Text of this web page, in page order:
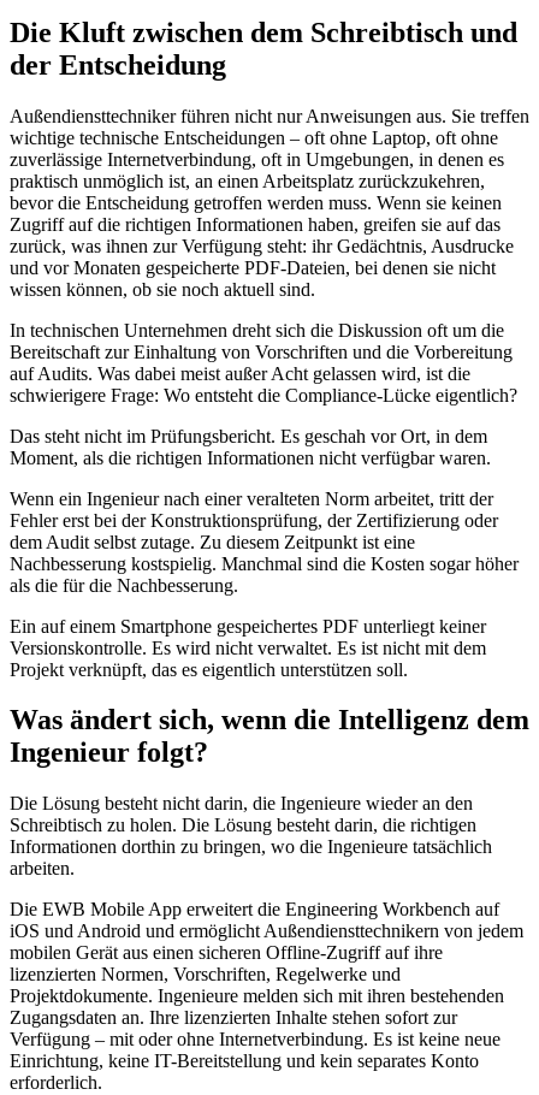
Die Kluft zwischen dem Schreibtisch und
der Entscheidung
Außendiensttechniker führen nicht nur Anweisungen aus. Sie treffen
wichtige technische Entscheidungen – oft ohne Laptop, oft ohne
zuverlässige Internetverbindung, oft in Umgebungen, in denen es
praktisch unmöglich ist, an einen Arbeitsplatz zurückzukehren,
bevor die Entscheidung getroffen werden muss. Wenn sie keinen
Zugriff auf die richtigen Informationen haben, greifen sie auf das
zurück, was ihnen zur Verfügung steht: ihr Gedächtnis, Ausdrucke
und vor Monaten gespeicherte PDF-Dateien, bei denen sie nicht
wissen können, ob sie noch aktuell sind.
In technischen Unternehmen dreht sich die Diskussion oft um die
Bereitschaft zur Einhaltung von Vorschriften und die Vorbereitung
auf Audits. Was dabei meist außer Acht gelassen wird, ist die
schwierigere Frage: Wo entsteht die Compliance-Lücke eigentlich?
Das steht nicht im Prüfungsbericht. Es geschah vor Ort, in dem
Moment, als die richtigen Informationen nicht verfügbar waren.
Wenn ein Ingenieur nach einer veralteten Norm arbeitet, tritt der
Fehler erst bei der Konstruktionsprüfung, der Zertifizierung oder
dem Audit selbst zutage. Zu diesem Zeitpunkt ist eine
Nachbesserung kostspielig. Manchmal sind die Kosten sogar höher
als die für die Nachbesserung.
Ein auf einem Smartphone gespeichertes PDF unterliegt keiner
Versionskontrolle. Es wird nicht verwaltet. Es ist nicht mit dem
Projekt verknüpft, das es eigentlich unterstützen soll.
Was ändert sich, wenn die Intelligenz dem
Ingenieur folgt?
Die Lösung besteht nicht darin, die Ingenieure wieder an den
Schreibtisch zu holen. Die Lösung besteht darin, die richtigen
Informationen dorthin zu bringen, wo die Ingenieure tatsächlich
arbeiten.
Die EWB Mobile App erweitert die Engineering Workbench auf
iOS und Android und ermöglicht Außendiensttechnikern von jedem
mobilen Gerät aus einen sicheren Offline-Zugriff auf ihre
lizenzierten Normen, Vorschriften, Regelwerke und
Projektdokumente. Ingenieure melden sich mit ihren bestehenden
Zugangsdaten an. Ihre lizenzierten Inhalte stehen sofort zur
Verfügung – mit oder ohne Internetverbindung. Es ist keine neue
Einrichtung, keine IT-Bereitstellung und kein separates Konto
erforderlich.